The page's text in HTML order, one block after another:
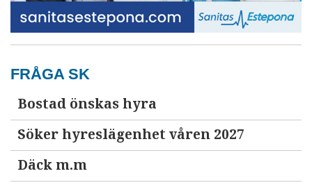
FRÅGA SK
Bostad önskas hyra
Söker hyreslägenhet våren 2027
Däck m.m